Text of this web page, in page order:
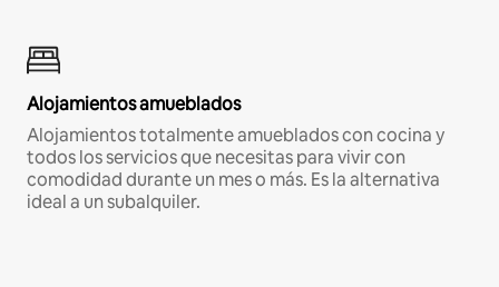
Alojamientos amueblados
Alojamientos totalmente amueblados con cocina y
todos los servicios que necesitas para vivir con
comodidad durante un mes o más. Es la alternativa
ideal a un subalquiler.